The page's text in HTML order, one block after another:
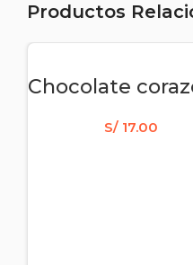
Productos
S/ 17.00